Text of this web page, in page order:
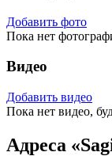
Добавить фото
Пока нет
Видео
Добавить видео
Пока нет видео,
Адреса